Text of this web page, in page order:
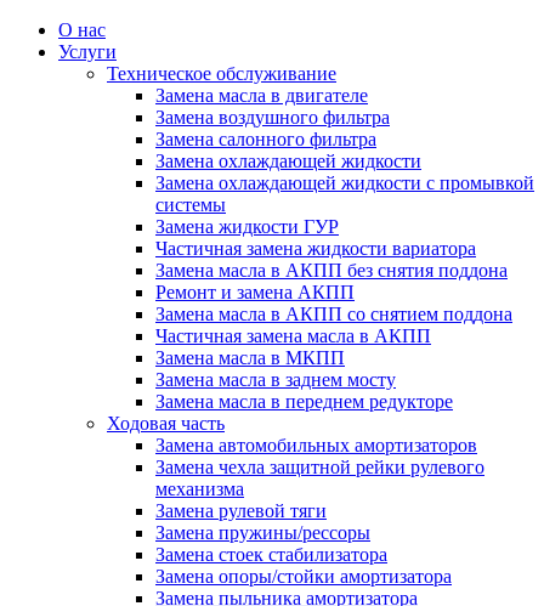
О нас
Услуги
Техническое обслуживание
Замена масла в двигателе
Замена воздушного фильтра
Замена салонного фильтра
Замена охлаждающей жидкости
Замена охлаждающей жидкости с промывкой
системы
Замена жидкости ГУР
Частичная замена жидкости вариатора
Замена масла в АКПП без снятия поддона
Ремонт и замена АКПП
Замена масла в АКПП со снятием поддона
Частичная замена масла в АКПП
Замена масла в МКПП
Замена масла в заднем мосту
Замена масла в переднем редукторе
Ходовая часть
Замена автомобильных амортизаторов
Замена чехла защитной рейки рулевого
механизма
Замена рулевой тяги
Замена пружины/рессоры
Замена стоек стабилизатора
Замена опоры/стойки амортизатора
Замена пыльника амортизатора